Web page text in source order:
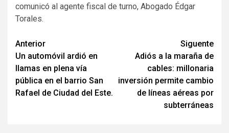
comunicó al agente fiscal de turno, Abogado Édgar
Torales.
Navegación
de
entradas
Anterior
Un automóvil ardió en
llamas en plena vía
pública en el barrio San
Rafael de Ciudad del Este.
Siguente
Adiós a la maraña de
cables: millonaria
inversión permite cambio
de líneas aéreas por
subterráneas